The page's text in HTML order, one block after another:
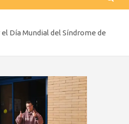
Día Mundial del Síndrome de